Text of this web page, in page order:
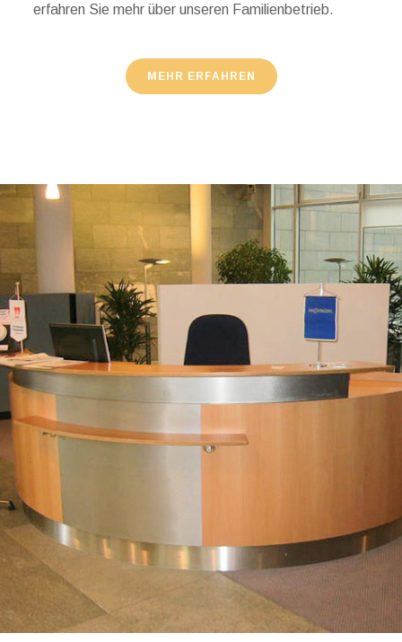
erfahren Sie mehr über unseren Familienbetrieb.
MEHR ERFAHREN